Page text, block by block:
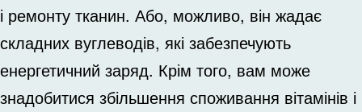
і ремонту тканин. Або, можливо, він жадає
складних вуглеводів, які забезпечують
енергетичний заряд. Крім того, вам може
знадобитися збільшення споживання вітамінів і